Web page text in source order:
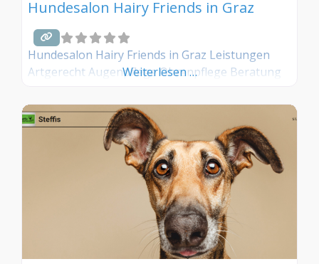
Hundesalon Hairy Friends in Graz
Hundesalon Hairy Friends in Graz Leistungen
Artgerecht Augenpflege Ohrenpflege Beratung
Weiterlesen …